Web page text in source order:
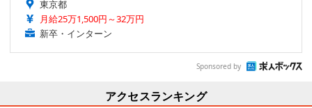
東京都
月給25万1,500円～32万円
新卒・インターン
Sponsored by
アクセスランキング